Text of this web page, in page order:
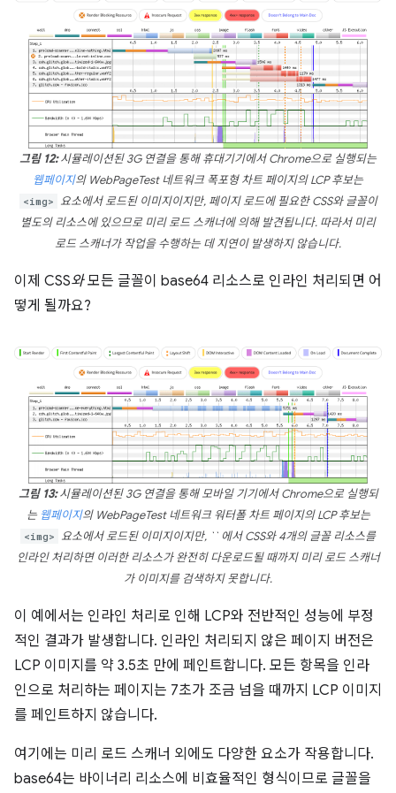
그림 12:시뮬레이션된 3G 연결을 통해 휴대기기에서 Chrome으로 실행되는
웹페이지의 WebPageTest 네트워크 폭포형 차트 페이지의 LCP 후보는
<img> 요소에서 로드된 이미지이지만, 페이지 로드에 필요한 CSS와 글꼴이
별도의 리소스에 있으므로 미리 로드 스캐너에 의해 발견됩니다. 따라서 미리
로드 스캐너가 작업을 수행하는 데 지연이 발생하지 않습니다.
이제 CSS와모든 글꼴이 base64 리소스로 인라인 처리되면 어
떻게 될까요?
그림 13:시뮬레이션된 3G 연결을 통해 모바일 기기에서 Chrome으로 실행되
는 웹페이지의 WebPageTest 네트워크 워터폴 차트 페이지의 LCP 후보는
<img> 요소에서 로드된 이미지이지만, `` 에서 CSS와 4개의 글꼴 리소스를
인라인 처리하면 이러한 리소스가 완전히 다운로드될 때까지 미리 로드 스캐너
가 이미지를 검색하지 못합니다.
이 예에서는 인라인 처리로 인해 LCP와 전반적인 성능에 부정
적인 결과가 발생합니다. 인라인 처리되지 않은 페이지 버전은
LCP 이미지를 약 3.5초 만에 페인트합니다. 모든 항목을 인라
인으로 처리하는 페이지는 7초가 조금 넘을 때까지 LCP 이미지
를 페인트하지 않습니다.
여기에는 미리 로드 스캐너 외에도 다양한 요소가 작용합니다.
base64는 바이너리 리소스에 비효율적인 형식이므로 글꼴을